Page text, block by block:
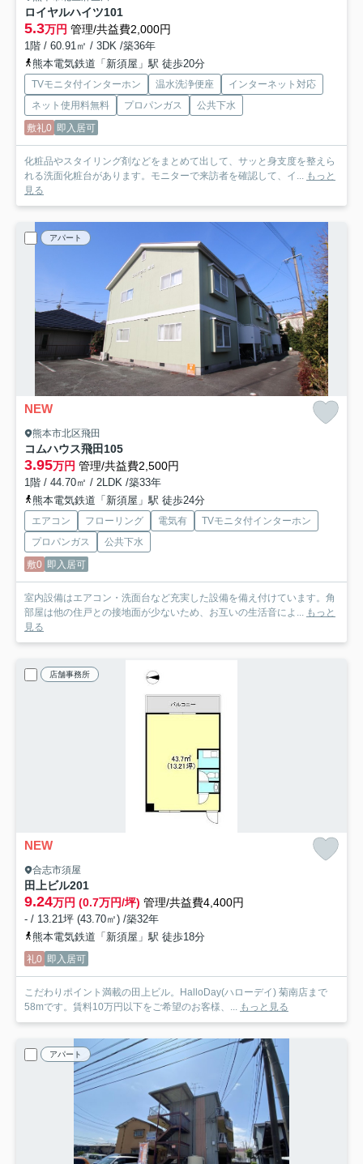
ロイヤルハイツ101
5.3万円 管理/共益費2,000円
1階 / 60.91㎡ / 3DK /築36年
熊本電気鉄道「新須屋」駅 徒歩20分
TVモニタ付インターホン 温水洗浄便座
インターネット対応
ネット使用料無料
プロパンガス
公共下水
敷礼0 即入居可
化粧品やスタイリング剤などをまとめて出して、サッと身支度を整えら
れる洗面化粧台があります。モニターで来訪者を確認して、イ... もっと
見る
アパート
NEW
熊本市北区飛田
コムハウス飛田 105
3.95万円 管理/共益費2,500円
1階 / 44.70㎡ / 2LDK /築33年
熊本電気鉄道「新須屋」駅 徒歩24分
エアコン フローリング 電気有
TVモニタ付インターホン
プロパンガス
公共下水
敷0 即入居可
室内設備はエアコン・洗面台など充実した設備を備え付けています。角
部屋は他の住戸との接地面が少ないため、お互いの生活音によ... もっと
見る
店舗事務所
NEW
合志市須屋
田上ビル201
9.24万円 (0.7万円/坪) 管理/共益費4,400円
- / 13.21坪 (43.70㎡) /築32年
熊本電気鉄道「新須屋」駅 徒歩18分
礼0 即入居可
こだわりポイント満載の田上ビル。HalloDay(ハローデイ) 菊南店まで
58mです。賃料10万円以下をご希望のお客様、... もっと見る
アパート